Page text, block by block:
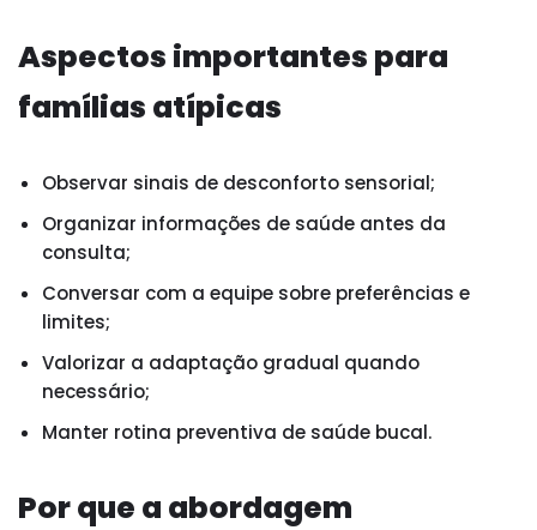
Aspectos importantes para
famílias atípicas
Observar sinais de desconforto sensorial;
Organizar informações de saúde antes da
consulta;
Conversar com a equipe sobre preferências e
limites;
Valorizar a adaptação gradual quando
necessário;
Manter rotina preventiva de saúde bucal.
Por que a abordagem